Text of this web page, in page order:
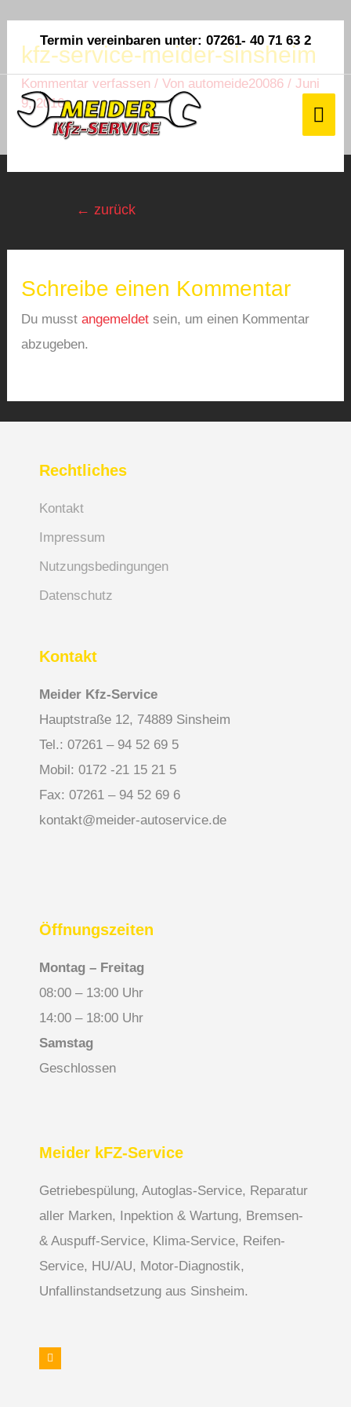
Termin vereinbaren unter: 07261- 40 71 63 2
kfz-service-meider-sinsheim
Kommentar verfassen / Von automeide20086 / Juni
9, 2016
← zurück
Schreibe einen Kommentar
Du musst angemeldetsein, um einen Kommentar
abzugeben.
Rechtliches
Kontakt
Impressum
Nutzungsbedingungen
Datenschutz
Kontakt
Meider Kfz-Service
Hauptstraße 12, 74889 Sinsheim
Tel.: 07261 – 94 52 69 5
Mobil: 0172 -21 15 21 5
Fax: 07261 – 94 52 69 6
kontakt@meider-autoservice.de
Öffnungszeiten
Montag – Freitag
08:00 – 13:00 Uhr
14:00 – 18:00 Uhr
Samstag
Geschlossen
Meider kFZ-Service
Getriebespülung, Autoglas-Service, Reparatur
aller Marken, Inpektion & Wartung, Bremsen-
& Auspuff-Service, Klima-Service, Reifen-
Service, HU/AU, Motor-Diagnostik,
Unfallinstandsetzung aus Sinsheim.